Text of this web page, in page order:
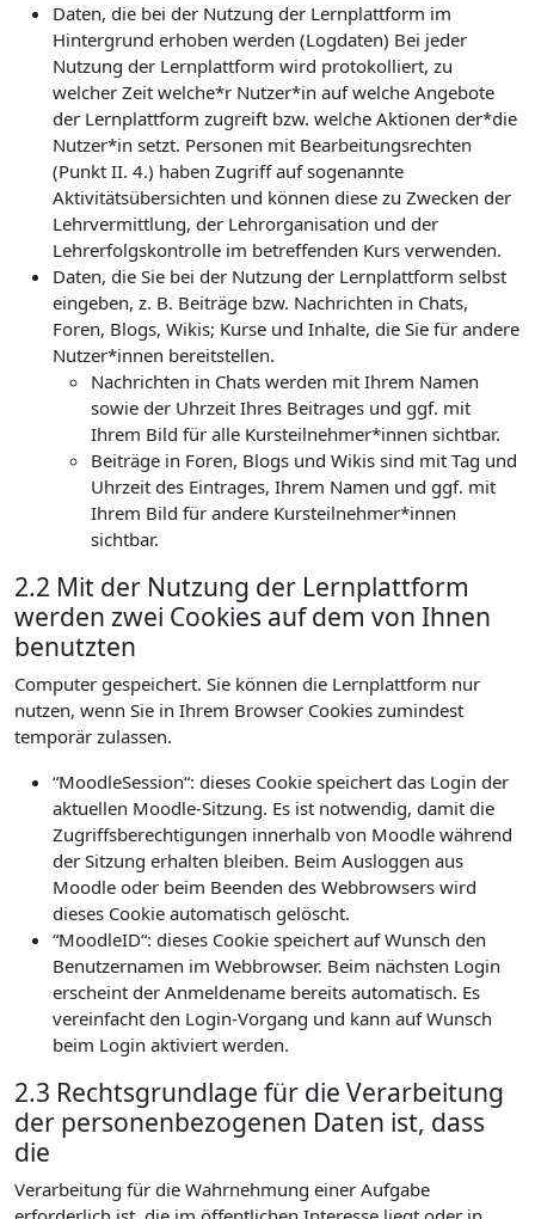
Daten, die bei der Nutzung der Lernplattform im
Hintergrund erhoben werden (Logdaten) Bei jeder
Nutzung der Lernplattform wird protokolliert, zu
welcher Zeit welche*r Nutzer*in auf welche Angebote
der Lernplattform zugreift bzw. welche Aktionen der*die
Nutzer*in setzt. Personen mit Bearbeitungsrechten
(Punkt II. 4.) haben Zugriff auf sogenannte
Aktivitätsübersichten und können diese zu Zwecken der
Lehrvermittlung, der Lehrorganisation und der
Lehrerfolgskontrolle im betreffenden Kurs verwenden.
Daten, die Sie bei der Nutzung der Lernplattform selbst
eingeben, z. B. Beiträge bzw. Nachrichten in Chats,
Foren, Blogs, Wikis; Kurse und Inhalte, die Sie für andere
Nutzer*innen bereitstellen.
Nachrichten in Chats werden mit Ihrem Namen
sowie der Uhrzeit Ihres Beitrages und ggf. mit
Ihrem Bild für alle Kursteilnehmer*innen sichtbar.
Beiträge in Foren, Blogs und Wikis sind mit Tag und
Uhrzeit des Eintrages, Ihrem Namen und ggf. mit
Ihrem Bild für andere Kursteilnehmer*innen
sichtbar.
2.2 Mit der Nutzung der Lernplattform
werden zwei Cookies auf dem von Ihnen
benutzten
Computer gespeichert. Sie können die Lernplattform nur
nutzen, wenn Sie in Ihrem Browser Cookies zumindest
temporär zulassen.
“MoodleSession“: dieses Cookie speichert das Login der
aktuellen Moodle-Sitzung. Es ist notwendig, damit die
Zugriffsberechtigungen innerhalb von Moodle während
der Sitzung erhalten bleiben. Beim Ausloggen aus
Moodle oder beim Beenden des Webbrowsers wird
dieses Cookie automatisch gelöscht.
“MoodleID“: dieses Cookie speichert auf Wunsch den
Benutzernamen im Webbrowser. Beim nächsten Login
erscheint der Anmeldename bereits automatisch. Es
vereinfacht den Login-Vorgang und kann auf Wunsch
beim Login aktiviert werden.
2.3 Rechtsgrundlage für die Verarbeitung
der personenbezogenen Daten ist, dass
die
Verarbeitung für die Wahrnehmung einer Aufgabe